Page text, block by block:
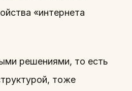
«интернета
решениями, то есть
тоже